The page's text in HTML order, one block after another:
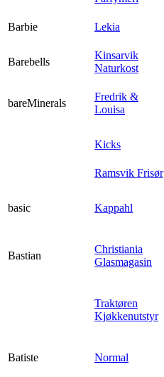
Barbie Lekia
Barebells
Kinsarvik
Naturkost
bareMinerals
Fredrik &
Louisa
Kicks
Ramsvik Frisør
basic Kappahl
Bastian
Christiania
Glasmagasin
Traktøren
Kjøkkenutstyr
Batiste Normal